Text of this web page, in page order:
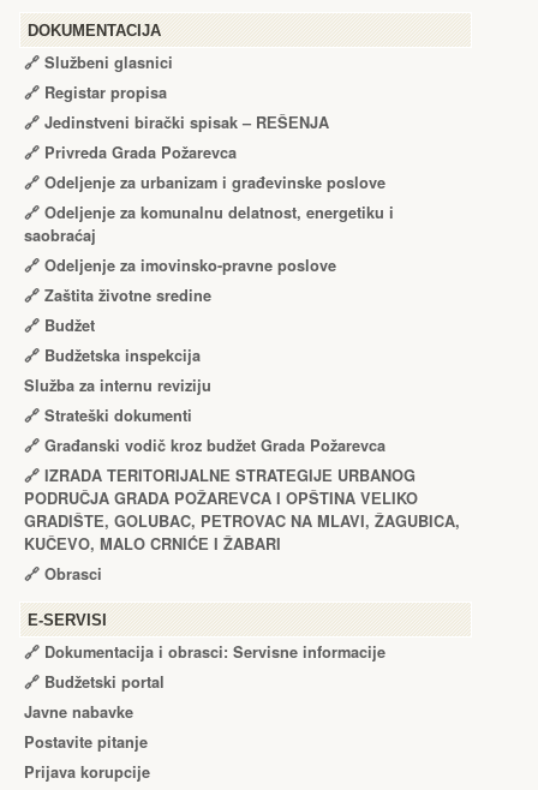
DOKUMENTACIJA
🔗 Službeni glasnici
🔗 Registar propisa
🔗 Jedinstveni birački spisak – RЕŠЕNJA
🔗 Privreda Grada Požarevca
🔗 Odeljenje za urbanizam i građevinske poslove
🔗 Odeljenje za komunalnu delatnost, energetiku i
saobraćaj
🔗 Odeljenje za imovinsko-pravne poslove
🔗 Zaštita životne sredine
🔗 Budžet
🔗 Budžetska inspekcija
Služba za internu reviziju
🔗 Strateški dokumenti
🔗 Građanski vodič kroz budžet Grada Požarevca
🔗 IZRADA TЕRITORIJALNЕ STRATЕGIJЕ URBANOG
PODRUČJA GRADA POŽARЕVCA I OPŠTINA VЕLIKO
GRADIŠTЕ, GOLUBAC, PЕTROVAC NA MLAVI, ŽAGUBICA,
KUČЕVO, MALO CRNIĆЕ I ŽABARI
🔗 Obrasci
Е-SERVISI
🔗 Dokumentacija i obrasci: Servisne informacije
🔗 Budžetski portal
Javne nabavke
Postavite pitanje
Prijava korupcije